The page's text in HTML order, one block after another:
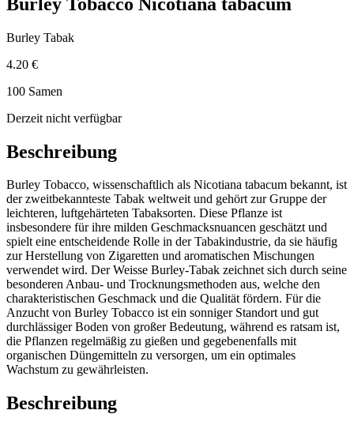
Burley Tabak
4.20 €
100 Samen
Derzeit nicht verfügbar
Beschreibung
Burley Tobacco, wissenschaftlich als Nicotiana tabacum bekannt, ist
der zweitbekannteste Tabak weltweit und gehört zur Gruppe der
leichteren, luftgehärteten Tabaksorten. Diese Pflanze ist
insbesondere für ihre milden Geschmacksnuancen geschätzt und
spielt eine entscheidende Rolle in der Tabakindustrie, da sie häufig
zur Herstellung von Zigaretten und aromatischen Mischungen
verwendet wird. Der Weisse Burley-Tabak zeichnet sich durch seine
besonderen Anbau- und Trocknungsmethoden aus, welche den
charakteristischen Geschmack und die Qualität fördern. Für die
Anzucht von Burley Tobacco ist ein sonniger Standort und gut
durchlässiger Boden von großer Bedeutung, während es ratsam ist,
die Pflanzen regelmäßig zu gießen und gegebenenfalls mit
organischen Düngemitteln zu versorgen, um ein optimales
Wachstum zu gewährleisten.
Beschreibung